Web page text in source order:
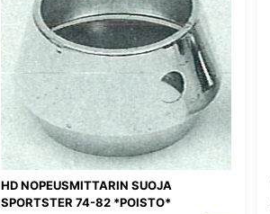
HD NOPEUSMITTARIN SUOJA
SPORTSTER 74-82 *POISTO*